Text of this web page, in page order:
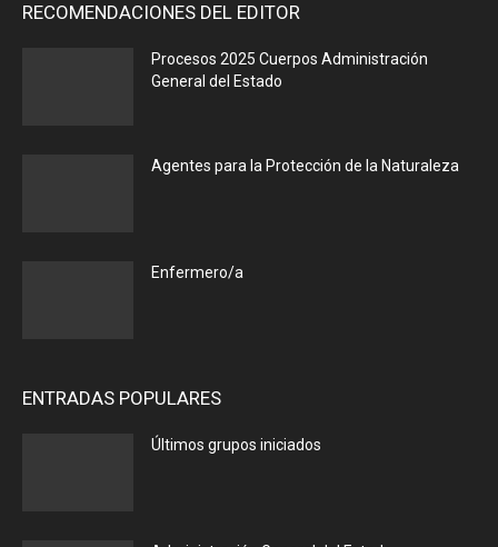
RECOMENDACIONES DEL EDITOR
Procesos 2025 Cuerpos Administración
General del Estado
Agentes para la Protección de la Naturaleza
Enfermero/a
ENTRADAS POPULARES
Últimos grupos iniciados